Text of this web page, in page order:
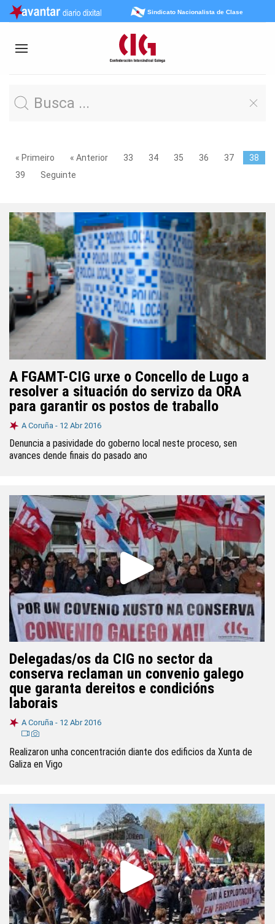
Sindicato Nacionalista de Clase
« Primeiro « Anterior 33 34 35 36 37
38
39
Seguinte
A FGAMT-CIG urxe o Concello de Lugo a
resolver a situación do servizo da ORA
para garantir os postos de traballo
A Coruña - 12 Abr 2016
Denuncia a pasividade do goberno local neste proceso, sen
avances dende finais do pasado ano
Delegadas/os da CIG no sector da
conserva reclaman un convenio galego
que garanta dereitos e condicións
laborais
A Coruña - 12 Abr 2016
Realizaron unha concentración diante dos edificios da Xunta de
Galiza en Vigo